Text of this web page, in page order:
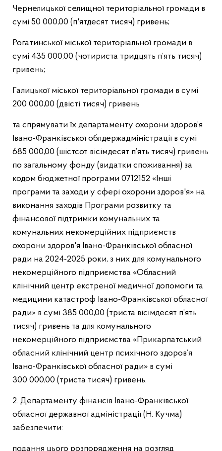
Чернелицької селищної територіальної громади в
сумі 50 000,00 (п'ятдесят тисяч) гривень;
Рогатинської міської територіальної громади в
сумі 435 000,00 (чотириста тридцять п’ять тисяч)
гривень;
Галицької міської територіальної громади в сумі
200 000,00 (двісті тисяч) гривень
та спрямувати їх департаменту охорони здоров’я
Івано-Франківської облдержадміністрації в сумі
685 000,00 (шістсот вісімдесят п’ять тисяч) гривень
по загальному фонду (видатки споживання) за
кодом бюджетної програми 0712152 «Інші
програми та заходи у сфері охорони здоров'я» на
виконання заходів Програми розвитку та
фінансової підтримки комунальних та
комунальних некомерційних підприємств
охорони здоров'я Івано-Франківської обласної
ради на 2024-2025 роки, з них для комунального
некомерційного підприємства «Обласний
клінічний центр екстреної медичної допомоги та
медицини катастроф Івано-Франківської обласної
ради» в сумі 385 000,00 (триста вісімдесят п’ять
тисяч) гривень та для комунального
некомерційного підприємства «Прикарпатський
обласний клінічний центр психічного здоров’я
Івано-Франківської обласної ради» в сумі
300 000,00 (триста тисяч) гривень.
2. Департаменту фінансів Івано-Франківської
обласної державної адміністрації (Н. Кучма)
забезпечити:
подання цього розпорядження на розгляд